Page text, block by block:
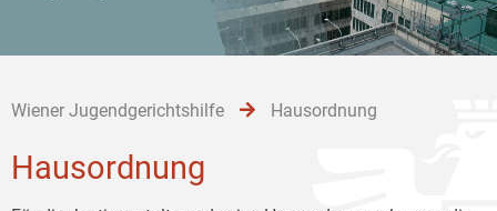
Wiener Jugendgerichtshilfe Hausordnung
Hausordnung